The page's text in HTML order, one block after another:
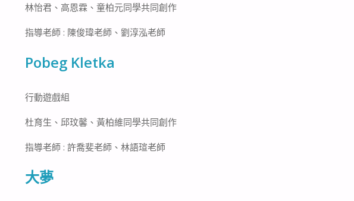
林怡君、高恩霖、童柏元同學共同創作
指導老師 : 陳俊瑋老師、劉淳泓老師
Pobeg Kletka
行動遊戲組
杜育生、邱玟馨、黃柏維同學共同創作
指導老師 : 許喬斐老師、林語瑄老師
大夢